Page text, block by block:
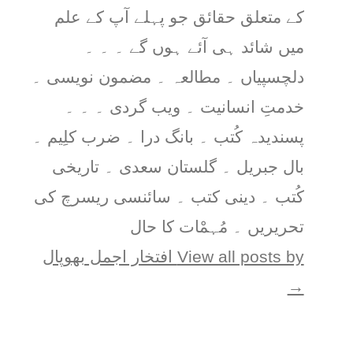
کے متعلق حقائق جو پہلے آپ کے علم
میں شائد ہی آئے ہوں گے ۔ ۔ ۔
دلچسپیاں ۔ مطالعہ ۔ مضمون نویسی ۔
خدمتِ انسانیت ۔ ویب گردی ۔ ۔ ۔
پسندیدہ کُتب ۔ بانگ درا ۔ ضرب کلِیم ۔
بال جبریل ۔ گلستان سعدی ۔ تاریخی
کُتب ۔ دینی کتب ۔ سائنسی ریسرچ کی
تحریریں ۔ مُہمْات کا حال
View all posts by افتخار اجمل بھوپال
→